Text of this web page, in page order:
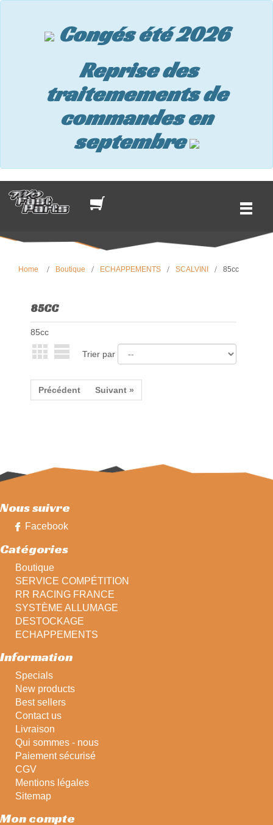
Congés été 2026
Reprise des
traitemements de
commandes en
septembre
Home Boutique ECHAPPEMENTS SCALVINI 85cc
85CC
85cc
Trier par
Précédent Suivant »
Nous suivre
Facebook
Catégories
Boutique
SERVICE COMPÉTITION
RR RACING FRANCE
SYSTÈME ALLUMAGE
DESTOCKAGE
ECHAPPEMENTS
Information
Specials
New products
Best sellers
Contact us
Livraison
Qui sommes - nous
Paiement sécurisé
CGV
Mentions légales
Sitemap
Mon compte